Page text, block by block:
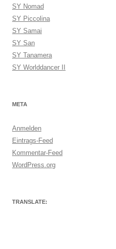
SY Nomad
SY Piccolina
SY Samai
SY San
SY Tanamera
SY Worlddancer II
META
Anmelden
Eintrags-Feed
Kommentar-Feed
WordPress.org
TRANSLATE: